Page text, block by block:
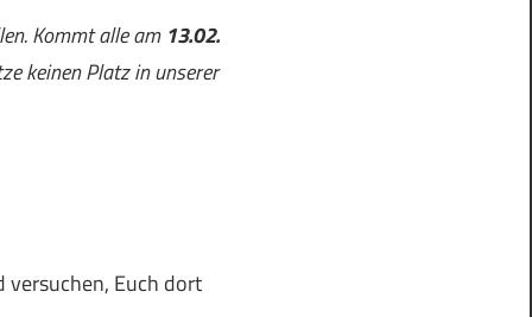
Kommt alle am 13.02.
keinen Platz in unserer
versuchen, Euch dort